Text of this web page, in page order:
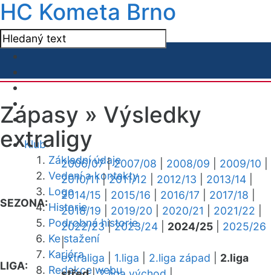
HC Kometa Brno
Klub
Základní údaje
Vedení a kontakty
Logo
Historie
Podrobná historie
Ke stažení
Kariéra
Redakce webu
Zápasy » Výsledky
extraligy
SEZONA:
2006/07|2007/08 2008/09 2009/10
2010/11|2011/12 2012/13 2013/14
2014/15
2015/16 2016/17 2017/18
2018/19
2019/20 2020/21 2021/22
2022/23|2023/24 2024/25
2025/26
|
LIGA:
extraliga 1.liga 2.liga západ
2.liga